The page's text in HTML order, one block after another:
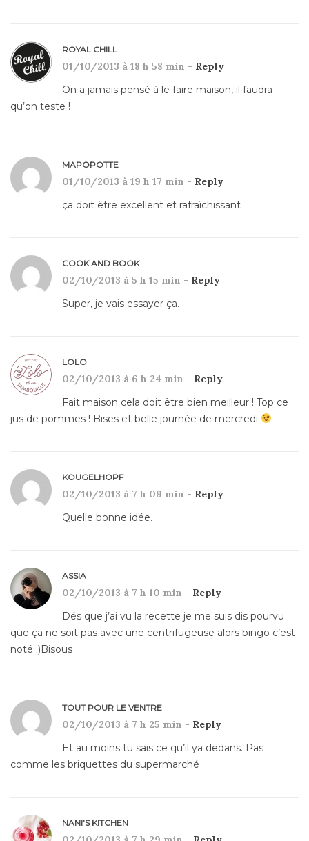
ROYAL CHILL
01/10/2013 à 18 h 58 min - Reply
On a jamais pensé à le faire maison, il faudra
qu’on teste !
MAPOPOTTE
01/10/2013 à 19 h 17 min - Reply
ça doit être excellent et rafraîchissant
COOK AND BOOK
02/10/2013 à 5 h 15 min - Reply
Super, je vais essayer ça.
LOLO
02/10/2013 à 6 h 24 min - Reply
Fait maison cela doit être bien meilleur ! Top ce
jus de pommes ! Bises et belle journée de mercredi
KOUGELHOPF
02/10/2013 à 7 h 09 min - Reply
Quelle bonne idée.
ASSIA
02/10/2013 à 7 h 10 min - Reply
Dés que j’ai vu la recette je me suis dis pourvu
que ça ne soit pas avec une centrifugeuse alors bingo c’est
noté :)Bisous
TOUT POUR LE VENTRE
02/10/2013 à 7 h 25 min - Reply
Et au moins tu sais ce qu’il ya dedans. Pas
comme les briquettes du supermarché
NANI'S KITCHEN